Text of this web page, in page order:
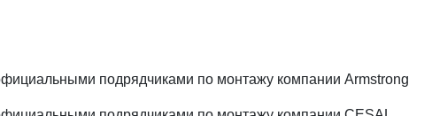
подрядчиками по монтажу компании Armstrong